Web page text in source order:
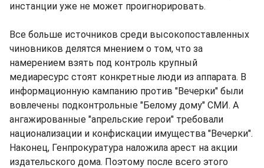
инстанции уже не может проигнорировать.
Все больше источников среди высокопоставленных
чиновников делятся мнением о том, что за
намерением взять под контроль крупный
медиаресурс стоят конкретные люди из аппарата. В
информационную кампанию против "Вечерки" были
вовлечены подконтрольные "Белому дому" СМИ. А
ангажированные "апрельские герои" требовали
национализации и конфискации имущества "Вечерки".
Наконец, Генпрокуратура наложила арест на акции
издательского дома. Поэтому после всего этого